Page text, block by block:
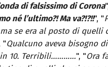
di falsissimo di Corona
né l’ultimo?! Ma va?!?!!", "
se era al posto di quelli
"Qualcuno aveva bisogno
10. Terribili…………", "Ora